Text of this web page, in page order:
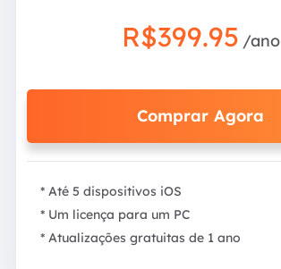
R$399.95 /ano
Comprar Agora
* Até 5 dispositivos iOS
* Um licença para um PC
* Atualizações gratuitas de 1 ano